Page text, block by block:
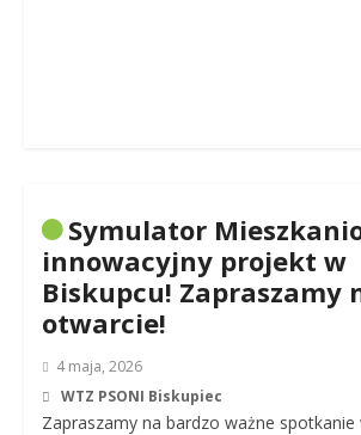
Symulator
innowacyjny projekt w
Biskupcu! Zapraszamy
otwarcie!
4 maja, 2026
WTZ PSONI Biskupiec
Zapraszamy na bardzo ważne spotkanie